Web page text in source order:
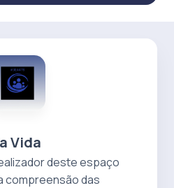
Vida
deste espaço
compreensão das